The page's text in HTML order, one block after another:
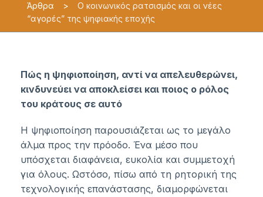
Άρθρα >
Ο κοινωνικός ρατσισμός και οι νέες
“αγορές” της ψηφιακής εποχής
Πώς η ψηφιοποίηση, αντί να απελευθερώνει,
κινδυνεύει να αποκλείσει και ποιος ο ρόλος
του κράτους σε αυτό
Η ψηφιοποίηση παρουσιάζεται ως το μεγάλο
άλμα προς την πρόοδο. Ένα μέσο που
υπόσχεται διαφάνεια, ευκολία και συμμετοχή
για όλους. Ωστόσο, πίσω από τη ρητορική της
τεχνολογικής επανάστασης, διαμορφώνεται